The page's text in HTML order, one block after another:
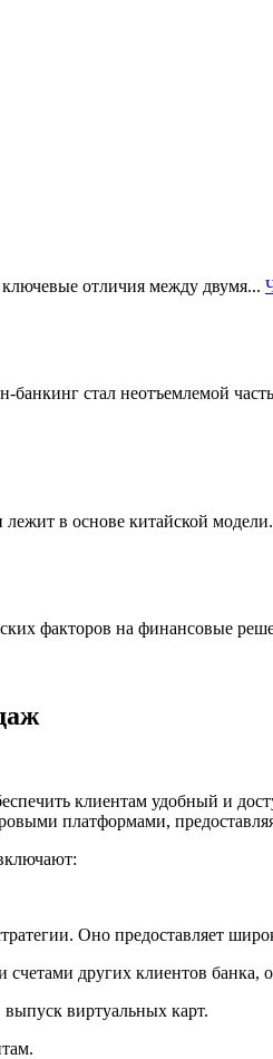
отличия между двумя...
стал неотъемлемой
в основе китайской
факторов на финансовые
клиентам удобный и
платформами,
Оно предоставляет
других клиентов банка,
виртуальных карт.